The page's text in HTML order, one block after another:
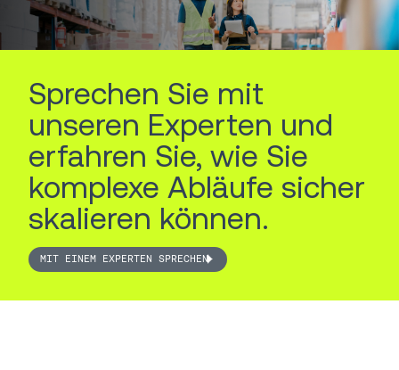
Sprechen Sie mit
unseren Experten und
erfahren Sie, wie Sie
komplexe Abläufe sicher
skalieren können.
MIT EINEM EXPERTEN SPRECHEN